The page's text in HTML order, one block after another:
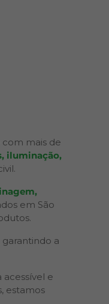
mais de
iluminação,
em São
a
e
estamos